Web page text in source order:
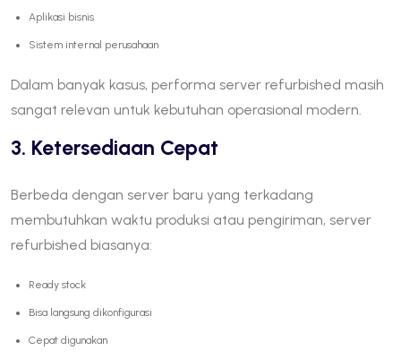
Aplikasi bisnis
Sistem internal perusahaan
Dalam banyak kasus, performa server refurbished masih
sangat relevan untuk kebutuhan operasional modern.
3. Ketersediaan Cepat
Berbeda dengan server baru yang terkadang
membutuhkan waktu produksi atau pengiriman, server
refurbished biasanya:
Ready stock
Bisa langsung dikonfigurasi
Cepat digunakan